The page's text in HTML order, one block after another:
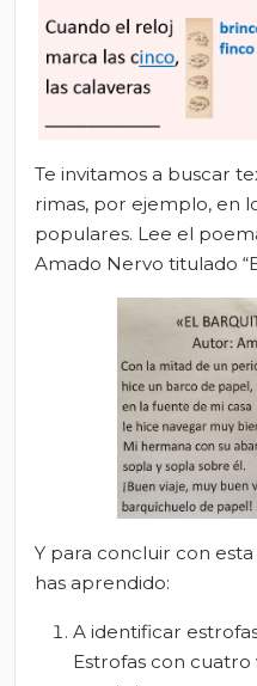
Te invitamos a buscar
rimas, por ejemplo, en
populares. Lee el
Amado Nervo titulado
Y para concluir con
has aprendido:
A identificar
Estrofas con